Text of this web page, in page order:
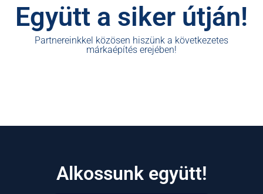
Együtt a siker útján!
Partnereinkkel közösen hiszünk a következetes
márkaépítés erejében!
Alkossunk együtt!